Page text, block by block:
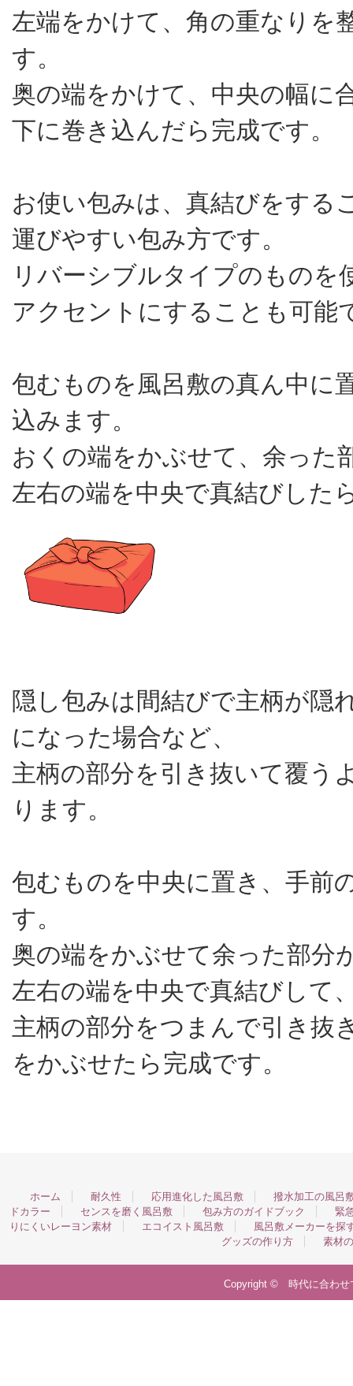
左端をかけて、角の重なりを
す。
奥の端をかけて、中央の幅に
下に巻き込んだら完成です。
お使い包みは、真結びをする
運びやすい包み方です。
リバーシブルタイプのものを
アクセントにすることも可能
包むものを風呂敷の真ん中に
込みます。
おくの端をかぶせて、余った
左右の端を中央で真結びした
隠し包みは間結びで主柄が隠
になった場合など、
主柄の部分を引き抜いて覆う
ります。
包むものを中央に置き、手前
す。
奥の端をかぶせて余った部分
左右の端を中央で真結びして
主柄の部分をつまんで引き抜
をかぶせたら完成です。
ホーム 耐久性 応用進化した風呂敷
撥水加工の風呂
ドカラー
センスを磨く風呂敷 包み方のガイドブック
緊
りにくいレーヨン素材
エコイスト風呂敷
風呂敷メーカーを探
グッズの作り方
素材
Copyright © 時代に合わせ